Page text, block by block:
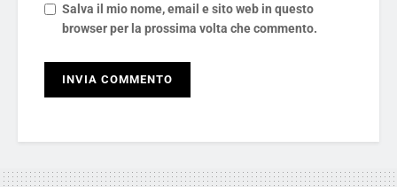
Salva il mio nome, email e sito web in questo
browser per la prossima volta che commento.